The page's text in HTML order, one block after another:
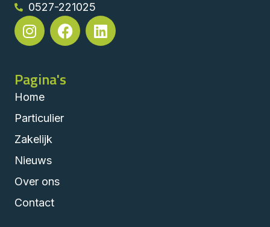
0527-221025
Pagina's
Home
Particulier
Zakelijk
Nieuws
Over ons
Contact